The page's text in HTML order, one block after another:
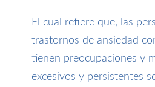
El cual refiere que, las
trastornos de ansiedad
tienen preocupaciones y
excesivos y persistentes